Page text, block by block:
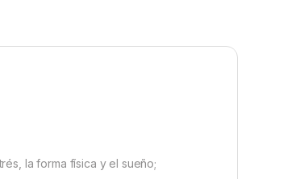
la forma física y el sueño;